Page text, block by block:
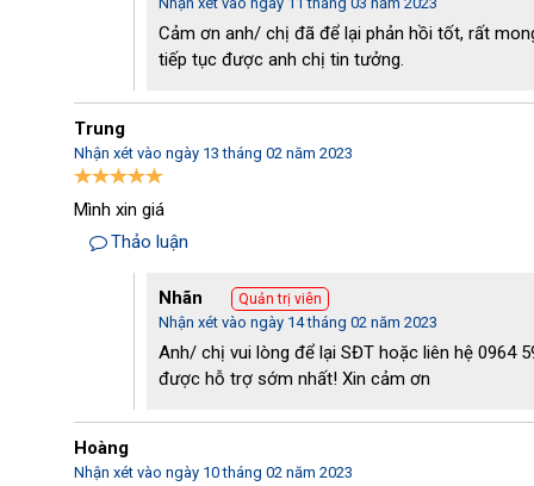
công nghiệp khác như dược phẩm, hóa phẩm, cáp điện,
Cảm ơn anh/ chị đã để lại phản hồi tốt, rất
tiếp tục được anh chị tin tưởng.
Trung
Nhận xét vào ngày 13 tháng 02 năm 2023
Mình xin giá
Thảo luận
Nhãn Quản trị viên
Nhận xét vào ngày 14 tháng 02 năm 2023
Anh/ chị vui lòng để lại SĐT hoặc liên hệ 0964
được hỗ trợ sớm nhất! Xin cảm ơn
Hoàng
Nhận xét vào ngày 10 tháng 02 năm 2023